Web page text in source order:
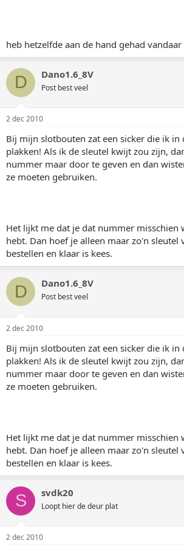
heb hetzelfde aan de hand gehad vandaar
D Dano1.6_8V
Post best veel
2 dec 2010
Bij mijn slotbouten zat een sicker die ik in
plakken! Als ik de sleutel kwijt zou zijn,
nummer maar door te geven en dan
ze moeten gebruiken.
Het lijkt me dat je dat nummer misschien
hebt. Dan hoef je alleen maar zo'n sleutel
bestellen en klaar is kees.
D Dano1.6_8V
Post best veel
2 dec 2010
Bij mijn slotbouten zat een sicker die ik in
plakken! Als ik de sleutel kwijt zou zijn,
nummer maar door te geven en dan
ze moeten gebruiken.
Het lijkt me dat je dat nummer misschien
hebt. Dan hoef je alleen maar zo'n sleutel
bestellen en klaar is kees.
S svdk20
Loopt hier de deur plat
2 dec 2010